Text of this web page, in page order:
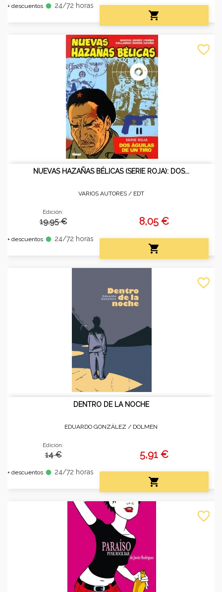
+ descuentos fiber_manual_record 24/72 horas

NUEVAS HAZAÑAS BÉLICAS (SERIE ROJA): DOS...
VARIOS AUTORES / EDT
Edición:
19.95 €
+ descuentos fiber_manual_record 24/72 horas
8,05 €

favorite_border
DENTRO DE LA NOCHE
EDUARDO GONZÁLEZ / DOLMEN
Edición:
14 €
+ descuentos fiber_manual_record 24/72 horas
5,91 €

favorite_border
favorite_border